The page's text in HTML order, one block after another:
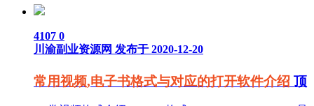
4107 0
川渝副业资源网 发布于 2020-12-20
常用视频,电子书格式与对应的打开软件介绍 顶